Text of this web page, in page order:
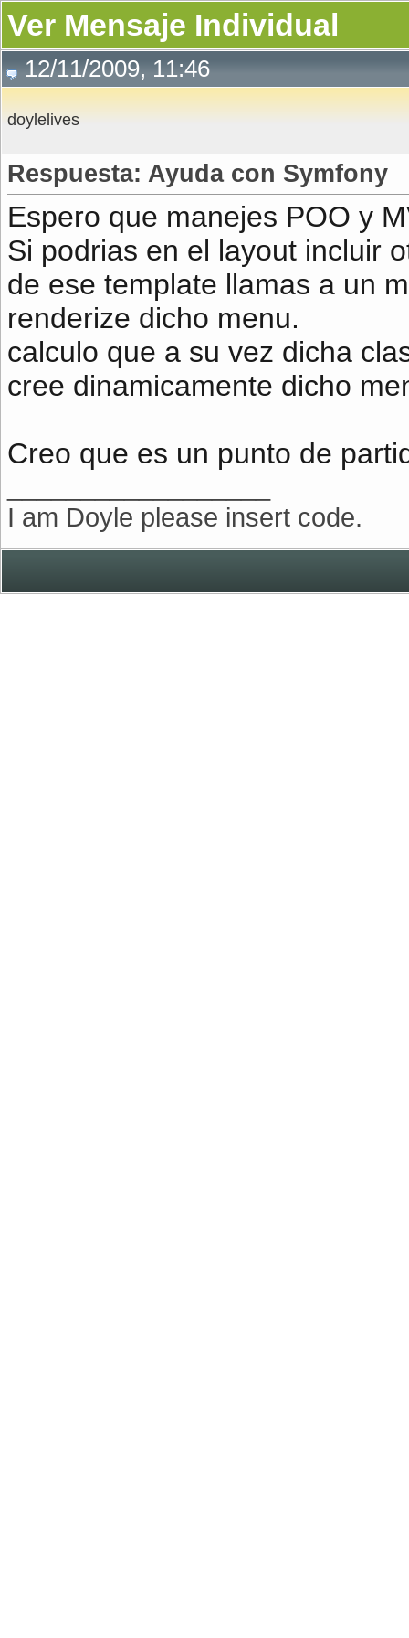
Ver Mensaje Individual
12/11/2009, 11:46
doylelives
Respuesta: Ayuda con Symfony
Espero que manejes POO y
Si podrias en el layout incluir
de ese template llamas a un
renderize dicho menu.
calculo que a su vez dicha
cree dinamicamente dicho
Creo que es un punto de
I am Doyle please insert code.